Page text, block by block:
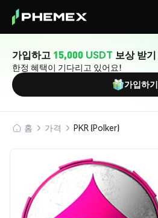
가입하고 15,000 USDT 보상 받기
한정 혜택이 기다리고 있어요!
가입하기
홈 가격 PKR (Polker)